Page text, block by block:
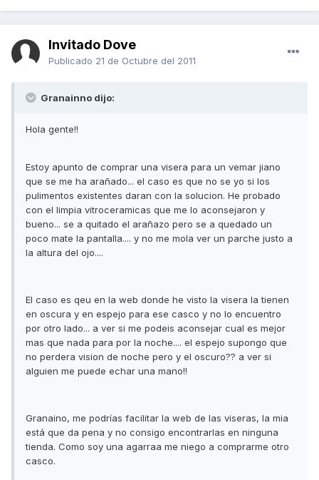
Invitado Dove
Publicado 21 de Octubre del 2011
Granainno dijo:
Hola gente!!
Estoy apunto de comprar una visera para un vemar jiano
que se me ha arañado... el caso es que no se yo si los
pulimentos existentes daran con la solucion. He probado
con el limpia vitroceramicas que me lo aconsejaron y
bueno... se a quitado el arañazo pero se a quedado un
poco mate la pantalla.... y no me mola ver un parche justo a
la altura del ojo....
El caso es qeu en la web donde he visto la visera la tienen
en oscura y en espejo para ese casco y no lo encuentro
por otro lado... a ver si me podeis aconsejar cual es mejor
mas que nada para por la noche.... el espejo supongo que
no perdera vision de noche pero y el oscuro?? a ver si
alguien me puede echar una mano!!
Granaino, me podrías facilitar la web de las viseras, la mia
está que da pena y no consigo encontrarlas en ninguna
tienda. Como soy una agarraa me niego a comprarme otro
casco.